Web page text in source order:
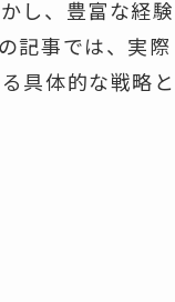
し、豊富な経験
記事では、実際
具体的な戦略と